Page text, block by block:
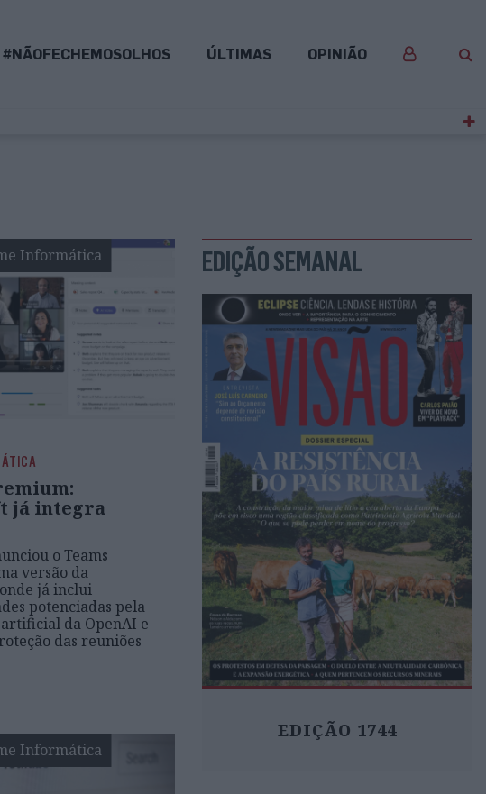
#NÃOFECHEMOSOLHOS ÚLTIMAS OPINIÃO
Informática
já integra
o Teams
versão da
já inclui
potenciadas pela
da OpenAI e
das reuniões
Informática
EDIÇÃO SEMANAL
EDIÇÃO 1744